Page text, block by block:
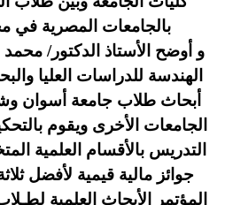
بالجامعات المصرية
و أوضح الأستاذ الدكتور/ محمد
الهندسة للدراسات العليا
أبحاث طلاب جامعة أسوان
الجامعات الأخرى ويقوم
التدريس بالأقسام العلمية
جوائز مالية قيمية لأفضل
المؤتمر الأبحاث العلمية